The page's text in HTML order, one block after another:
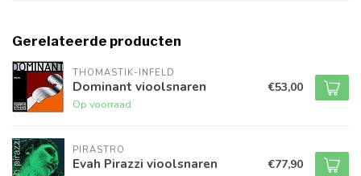
Gerelateerde producten
THOMASTIK-INFELD
Dominant vioolsnaren
Op voorraad
€53,00
PIRASTRO
Evah Pirazzi vioolsnaren €77,90